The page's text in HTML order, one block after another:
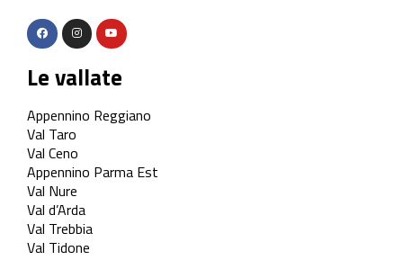
Le vallate
Appennino Reggiano
Val Taro
Val Ceno
Appennino Parma Est
Val Nure
Val d’Arda
Val Trebbia
Val Tidone